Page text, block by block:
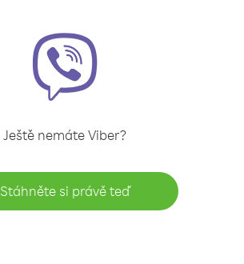
Ještě nemáte Viber?
Stáhněte si právě teď